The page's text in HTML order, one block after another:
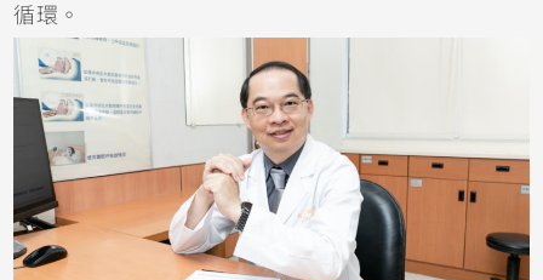
循環。